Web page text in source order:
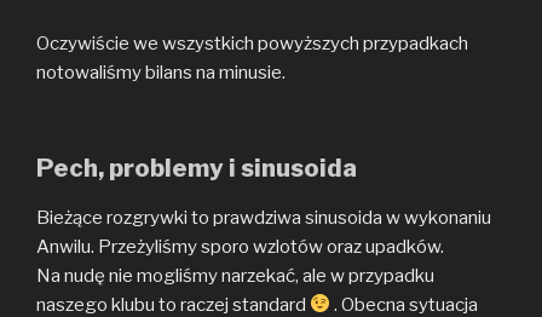
Oczywiście we wszystkich powyższych przypadkach
notowaliśmy bilans na minusie.
Pech, problemy i sinusoida
Bieżące rozgrywki to prawdziwa sinusoida w wykonaniu
Anwilu. Przeżyliśmy sporo wzlotów oraz upadków.
Na nudę nie mogliśmy narzekać, ale w przypadku
naszego klubu to raczej standard
. Obecna sytuacja